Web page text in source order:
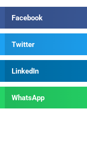
Facebook
Twitter
LinkedIn
WhatsApp